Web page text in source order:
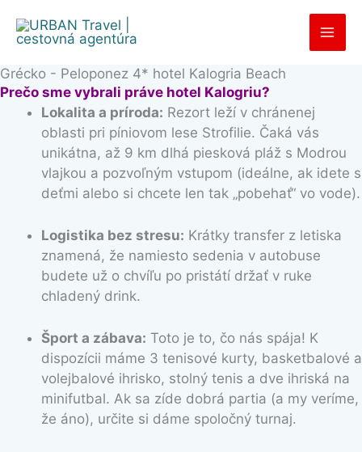
obsah
Grécko - Peloponez 4* hotel Kalogria Beach
Prečo sme vybrali práve hotel Kalogriu?
Lokalita a príroda: Rezort leží v chránenej
oblasti pri píniovom lese Strofilie. Čaká vás
unikátna, až 9 km dlhá piesková pláž s Modrou
vlajkou a pozvoľným vstupom (ideálne, ak idete s
deťmi alebo si chcete len tak „pobehať“ vo vode).
Logistika bez stresu: Krátky transfer z letiska
znamená, že namiesto sedenia v autobuse
budete už o chvíľu po pristátí držať v ruke
chladený drink.
Šport a zábava: Toto je to, čo nás spája! K
dispozícii máme 3 tenisové kurty, basketbalové a
volejbalové ihrisko, stolný tenis a dve ihriská na
minifutbal. Ak sa zíde dobrá partia (a my veríme,
že áno), určite si dáme spoločný turnaj.